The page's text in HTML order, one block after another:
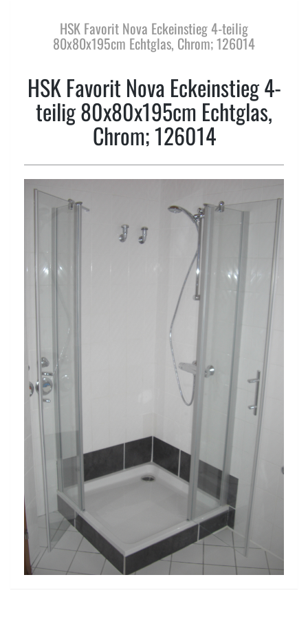
HSK Favorit Nova Eckeinstieg 4-teilig
80x80x195cm Echtglas, Chrom; 126014
HSK Favorit Nova Eckeinstieg 4-
teilig 80x80x195cm Echtglas,
Chrom; 126014